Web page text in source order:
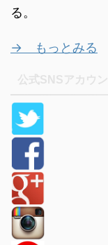
る。
→ もっとみる